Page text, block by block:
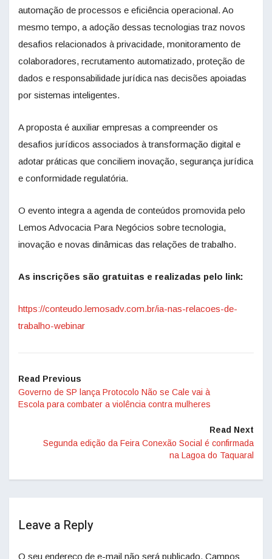
automação de processos e eficiência operacional. Ao
mesmo tempo, a adoção dessas tecnologias traz novos
desafios relacionados à privacidade, monitoramento de
colaboradores, recrutamento automatizado, proteção de
dados e responsabilidade jurídica nas decisões apoiadas
por sistemas inteligentes.
A proposta é auxiliar empresas a compreender os
desafios jurídicos associados à transformação digital e
adotar práticas que conciliem inovação, segurança jurídica
e conformidade regulatória.
O evento integra a agenda de conteúdos promovida pelo
Lemos Advocacia Para Negócios sobre tecnologia,
inovação e novas dinâmicas das relações de trabalho.
As inscrições são gratuitas e realizadas pelo link:
https://conteudo.lemosadv.com.br/ia-nas-relacoes-de-
trabalho-webinar
Read Previous
Governo de SP lança Protocolo Não se Cale vai à
Escola para combater a violência contra mulheres
Read Next
Segunda edição da Feira Conexão Social é confirmada
na Lagoa do Taquaral
Leave a Reply
O seu endereço de e-mail não será publicado. Campos